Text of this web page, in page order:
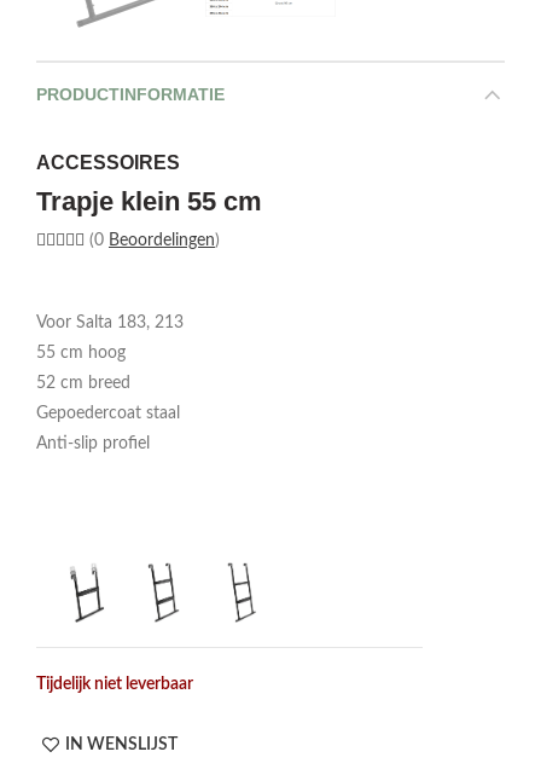
PRODUCTINFORMATIE
ACCESSOIRES
Trapje klein 55 cm
(0 Beoordelingen)
Voor Salta 183, 213
55 cm hoog
52 cm breed
Gepoedercoat staal
Anti-slip profiel
Tijdelijk niet leverbaar
IN WENSLIJST